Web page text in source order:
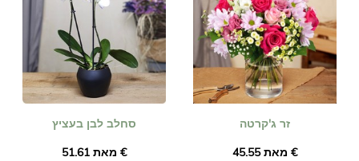
סחלב לבן בעציץ
מאת ‏51.61 €
זר ג'קרטה
מאת ‏45.55 €